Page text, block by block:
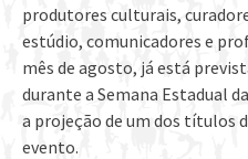
produtores culturais,
estúdio, comunicadores e
mês de agosto, já está
durante a Semana Estadual
a projeção de um dos títulos
evento.